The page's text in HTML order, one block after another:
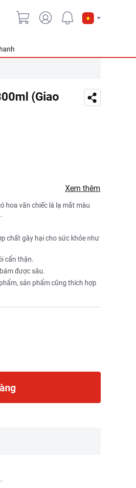
(Giao
Xem thêm
hoa văn chiếc lá lạ mắt màu
chất gây hại cho sức khỏe như
cẩn thận.
được sâu.
sản phẩm cũng thích hợp